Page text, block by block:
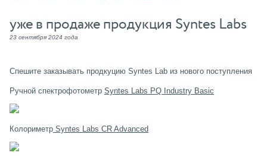
уже в продаже продукция Syntes Labs
23 сентября 2024 года
Спешите заказывать продкуцию Syntes Lab из нового поступления
Ручной спектрофотометр Syntes Labs PQ Industry Basic
Колориметр Syntes Labs CR Advanced